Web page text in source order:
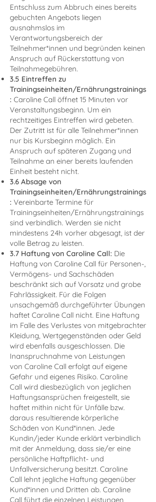
Entschluss zum Abbruch eines bereits
gebuchten Angebots liegen
ausnahmslos im
Verantwortungsbereich der
Teilnehmer*innen und begründen keinen
Anspruch auf Rückerstattung von
Teilnahmegebühren.
3.5 Eintreffen zu
Trainingseinheiten/Ernährungstrainings
: Caroline Call öffnet 15 Minuten vor
Veranstaltungsbeginn. Um ein
rechtzeitiges Eintreffen wird gebeten.
Der Zutritt ist für alle Teilnehmer*innen
nur bis Kursbeginn möglich. Ein
Anspruch auf späteren Zugang und
Teilnahme an einer bereits laufenden
Einheit besteht nicht.
3.6 Absage von
Trainingseinheiten/Ernährungstrainings
: Vereinbarte Termine für
Trainingseinheiten/Ernährungstrainings
sind verbindlich. Werden sie nicht
mindestens 24h vorher abgesagt, ist der
volle Betrag zu leisten.
3.7 Haftung von Caroline Call: Die
Haftung von Caroline Call für Personen-,
Vermögens- und Sachschäden
beschränkt sich auf Vorsatz und grobe
Fahrlässigkeit. Für die Folgen
unsachgemäß durchgeführter Übungen
haftet Caroline Call nicht. Eine Haftung
im Falle des Verlustes von mitgebrachter
Kleidung, Wertgegenständen oder Geld
wird ebenfalls ausgeschlossen. Die
Inanspruchnahme von Leistungen
von Caroline Call erfolgt auf eigene
Gefahr und eigenes Risiko. Caroline
Call wird diesbezüglich von jeglichen
Haftungsansprüchen freigestellt, sie
haftet mithin nicht für Unfälle bzw.
daraus resultierende körperliche
Schäden von Kund*innen. Jede
Kundin/jeder Kunde erklärt verbindlich
mit der Anmeldung, dass sie/er eine
persönliche Haftpflicht- und
Unfallversicherung besitzt. Caroline
Call lehnt jegliche Haftung gegenüber
Kund*innen und Dritten ab. Caroline
Call führt die einzelnen Leistungen